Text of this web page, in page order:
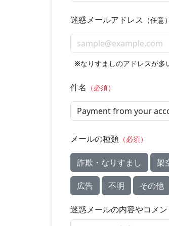
迷惑メールアドレス （任意）
※なりすましのアドレスが多
件名 （必須）
メールの種類 （必須）
詐欺・なりすまし 架
広告 不明 その他
迷惑メールの内容やコメン